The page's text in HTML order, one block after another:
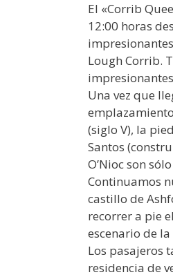
El «Corrib
12:00 horas
Lough Corrib.
Una vez que
(siglo V), la
Santos
O’Nioc son
Continuamos
castillo de
recorrer a pie
escenario de
Los pasajeros
residencia de